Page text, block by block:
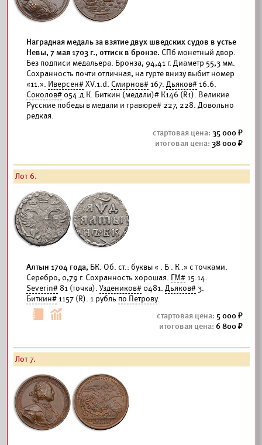
Наградная медаль за взятие двух шведских судов в устье
Невы, 7 мая 1703 г., оттиск в бронзе. СПб монетный двор.
Без подписи медальера. Бронза, 94,41 г. Диаметр 55,3 мм.
Сохранность почти отличная, на гурте внизу выбит номер
«11.». Иверсен#XV.1.d. Смирнов# 167. Дьяков# 16.6.
Соколов# 054.д.К. Биткин (медали)# К146 (R1). Великие
Русские победы в медали и гравюре# 227, 228. Довольно
редкая.
35 000
38 000
Лот 6.
Алтын 1704 года, БК. Об. ст.: буквы « . Б . К .» с точками.
Серебро, 0,79 г. Сохранность хорошая. ГМ# 15.14.
Severin# 81 (точка). Уздеников# 0481. Дьяков#3.
Биткин# 1157 (R). 1 рубль по Петрову.
5 000
6 800
Лот 7.